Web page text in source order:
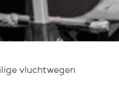
vluchtwegen